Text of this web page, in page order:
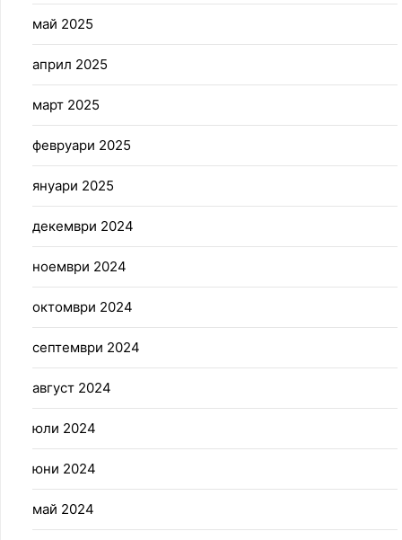
май 2025
април 2025
март 2025
февруари 2025
януари 2025
декември 2024
ноември 2024
октомври 2024
септември 2024
август 2024
юли 2024
юни 2024
май 2024